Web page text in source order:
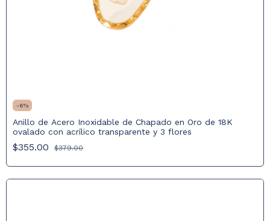
-6%
Anillo de Acero Inoxidable de Chapado en Oro de 18K
ovalado con acrílico transparente y 3 flores
$355.00 $379.00